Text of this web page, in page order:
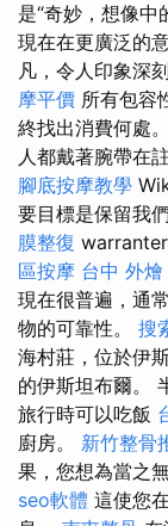
是“奇妙，想像中
現在在更廣泛的
凡，令人印象深
摩平價 所有包容
終找出消費何處。
人都戴著腕帶在
腳底按摩教學
要目標是保留我
膜整復
區按摩 台中 外
現在很普遍，通
物的可靠性。 搜
海村莊，位於伊
的伊斯坦布爾。
旅行時可以吃飯
廚房。 新竹整骨
果，您想為當之
seo軟體 這使您